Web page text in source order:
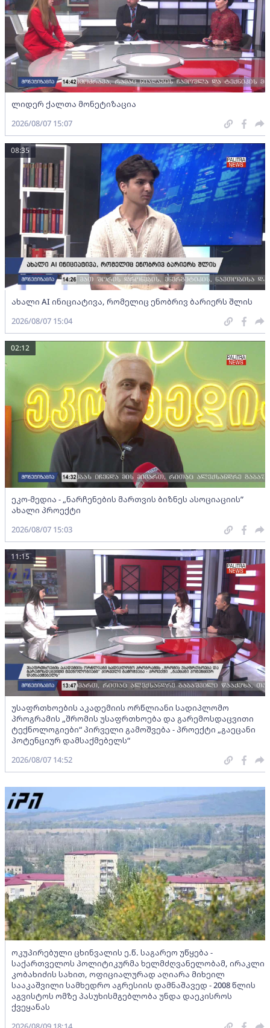
ლიდერ ქალთა მონეტიზაცია
2026/08/07 15:07
ახალი AI ინიციატივა, რომელიც ენობრივ ბარიერს შლის
08:35
2026/08/07 15:04
ეკო-მედია - „ნარჩენების მართვის ბიზნეს ასოციაციის”
ახალი პროექტი
02:12
2026/08/07 15:03
უსაფრთხოების აკადემიის ორწლიანი სადიპლომო
პროგრამის „შრომის უსაფრთხოება და გარემოსდაცვითი
ტექნოლოგიები“ პირველი გამოშვება - პროექტი „გაეცანი
პოტენციურ დამსაქმებელს“
11:15
2026/08/07 14:52
ოკუპირებული ცხინვალის ე.წ. საგარეო უწყება -
საქართველოს პოლიტიკურმა ხელმძღვანელობამ, ირაკლი
კობახიძის სახით, ოფიციალურად აღიარა მიხეილ
სააკაშვილი სამხედრო აგრესიის დამნაშავედ - 2008 წლის
აგვისტოს ომზე პასუხისმგებლობა უნდა დაეკისროს
ქვეყანას